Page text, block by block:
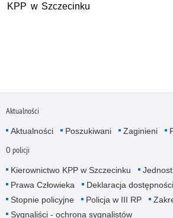
KPP w Szczecinku
Aktualności
Aktualności Poszukiwani Zaginieni
O policji
Kierownictwo KPP w Szczecinku
Prawa Człowieka
Deklaracja dostępności
Stopnie policyjne
Policja w III RP
Sygnaliści - ochrona sygnalistów